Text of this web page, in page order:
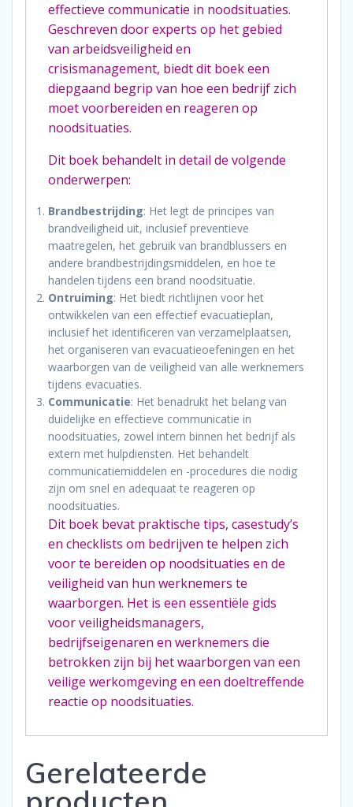
effectieve communicatie in noodsituaties.
Geschreven door experts op het gebied
van arbeidsveiligheid en
crisismanagement, biedt dit boek een
diepgaand begrip van hoe een bedrijf zich
moet voorbereiden en reageren op
noodsituaties.
Dit boek behandelt in detail de volgende
onderwerpen:
Brandbestrijding: Het legt de principes van
brandveiligheid uit, inclusief preventieve
maatregelen, het gebruik van brandblussers en
andere brandbestrijdingsmiddelen, en hoe te
handelen tijdens een brand noodsituatie.
Ontruiming: Het biedt richtlijnen voor het
ontwikkelen van een effectief evacuatieplan,
inclusief het identificeren van verzamelplaatsen,
het organiseren van evacuatieoefeningen en het
waarborgen van de veiligheid van alle werknemers
tijdens evacuaties.
Communicatie: Het benadrukt het belang van
duidelijke en effectieve communicatie in
noodsituaties, zowel intern binnen het bedrijf als
extern met hulpdiensten. Het behandelt
communicatiemiddelen en -procedures die nodig
zijn om snel en adequaat te reageren op
noodsituaties.
Dit boek bevat praktische tips, casestudy’s
en checklists om bedrijven te helpen zich
voor te bereiden op noodsituaties en de
veiligheid van hun werknemers te
waarborgen. Het is een essentiële gids
voor veiligheidsmanagers,
bedrijfseigenaren en werknemers die
betrokken zijn bij het waarborgen van een
veilige werkomgeving en een doeltreffende
reactie op noodsituaties.
Gerelateerde